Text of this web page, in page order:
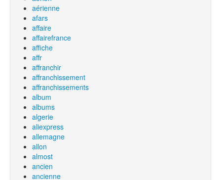
aérienne
afars
affaire
affairefrance
affiche
affr
affranchir
affranchissement
affranchissements
album
albums
algerie
aliexpress
allemagne
allon
almost
ancien
ancienne